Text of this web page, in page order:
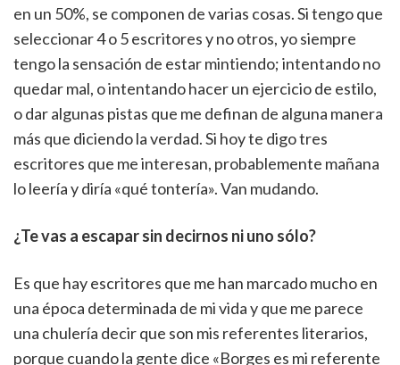
en un 50%, se componen de varias cosas. Si tengo que
seleccionar 4 o 5 escritores y no otros, yo siempre
tengo la sensación de estar mintiendo; intentando no
quedar mal, o intentando hacer un ejercicio de estilo,
o dar algunas pistas que me definan de alguna manera
más que diciendo la verdad. Si hoy te digo tres
escritores que me interesan, probablemente mañana
lo leería y diría «qué tontería». Van mudando.
¿Te vas a escapar sin decirnos ni uno sólo?
Es que hay escritores que me han marcado mucho en
una época determinada de mi vida y que me parece
una chulería decir que son mis referentes literarios,
porque cuando la gente dice «Borges es mi referente